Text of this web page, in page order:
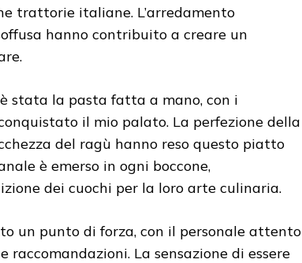
trattorie italiane. L’arredamento
hanno contribuito a creare un
stata la pasta fatta a mano, con i
il mio palato. La perfezione della
del ragù hanno reso questo piatto
è emerso in ogni boccone,
dei cuochi per la loro arte culinaria.
un punto di forza, con il personale attento
raccomandazioni. La sensazione di essere